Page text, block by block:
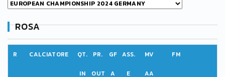
ROSA
R CALCIATORE QT. PR. GF ASS. MV FM
IN OUT A E AA